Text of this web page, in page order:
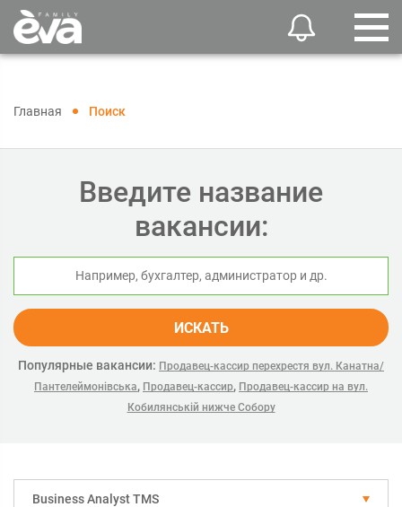
Главная Поиск
Введите название
вакансии:
ИСКАТЬ
Популярные вакансии: Продавец-кассир перехрестя вул. Канатна/
Пантелеймонівська, Продавец-кассир, Продавец-кассир на вул.
Кобилянській нижче Собору
Business Analyst TMS